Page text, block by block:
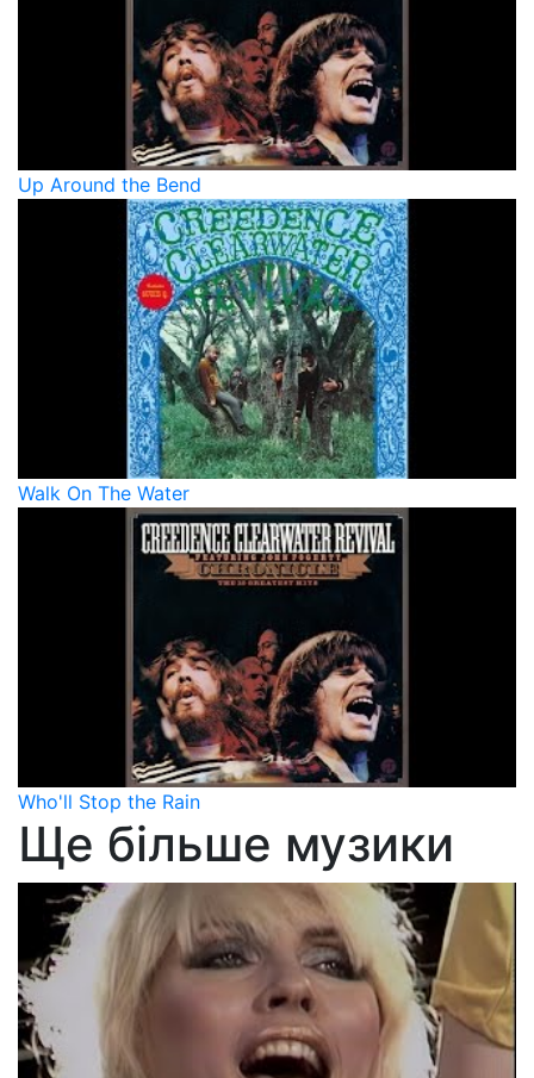
Up Around the Bend
Walk On The Water
Who'll Stop the Rain
Ще більше музики